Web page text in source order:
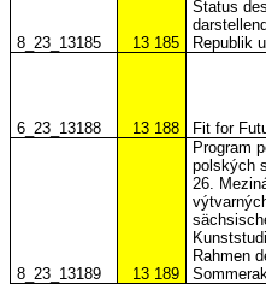
8_23_13185 13 185
Status
Republik
6_23_13188 13 188 Fit for
8_23_13189 13 189
Program
polských
26.
Rahmen